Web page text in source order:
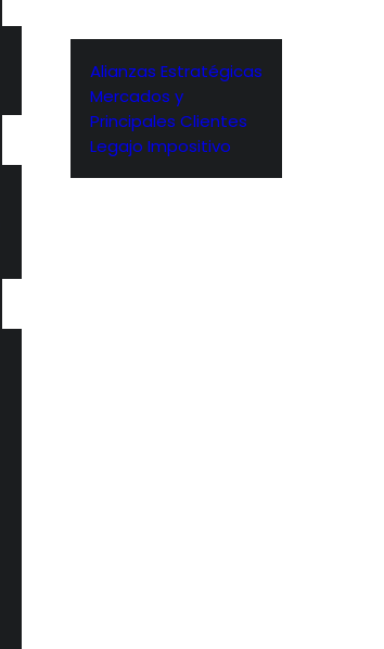
Alianzas Estratégicas
Mercados y
Principales Clientes
Legajo Impositivo